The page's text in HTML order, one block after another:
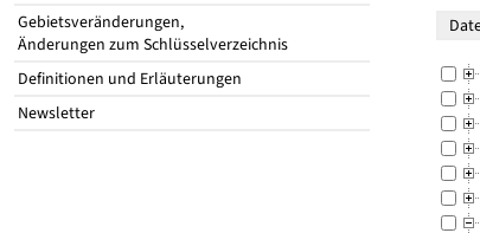
Gebietsveränderungen,
Änderungen zum Schlüsselverzeichnis
Definitionen und Erläuterungen
Newsletter